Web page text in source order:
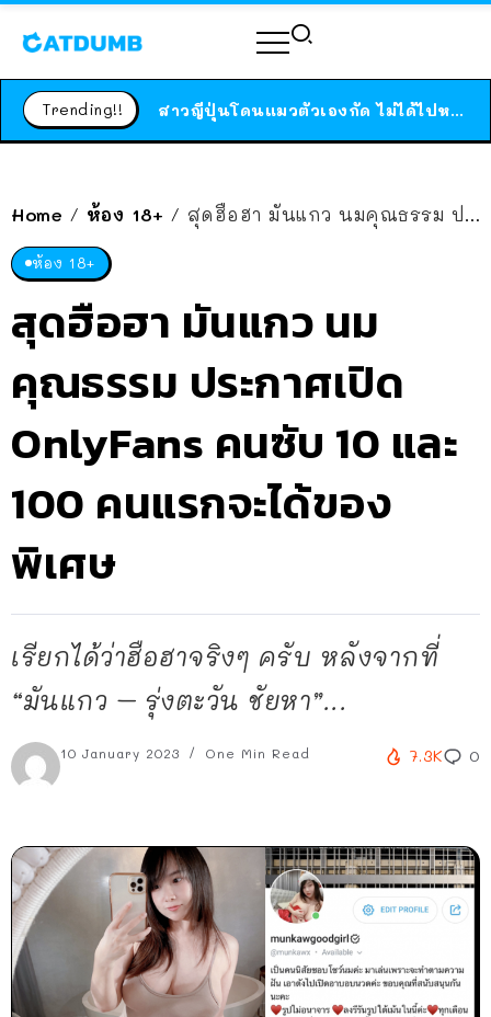
Trending!! ได้เวลาเด็กหนวดรวมตัว RF Online Next เปิดให้เล่นแล้ว เกม Sci-Fi MMORPG ระดับตำนาน เล่นได้ทั้งมือถือและ PC
Home / ห้อง 18+ / สุดฮือฮา มันแกว นมคุณธรรม ประกาศเปิด OnlyFans คนซับ 10 และ 100 คนแรกจะได้ของพิเศษ
ห้อง 18+
สุดฮือฮา มันแกว นม
คุณธรรม ประกาศเปิด
OnlyFans คนซับ 10 และ
100 คนแรกจะได้ของ
พิเศษ
เรียกได้ว่าฮือฮาจริงๆ ครับ หลังจากที่
“มันแกว – รุ่งตะวัน ชัยหา”...
10 January 2023 One Min Read 7.3K 0